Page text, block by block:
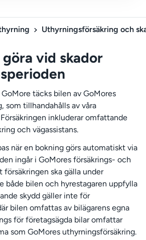
Uthyrningsförsäkring och
göra vid skador
täcks bilen av GoMores
som tillhandahålls av våra
inkluderar omfattande
och vägassistans.
när en bokning görs automatiskt via
ingår i GoMores försäkrings- och
ska gälla under
både bilen och hyrestagaren uppfylla
skydd gäller inte för
bilen omfattas av bilägarens egna
för företagsägda bilar omfattar
som GoMores uthyrningsförsäkring.